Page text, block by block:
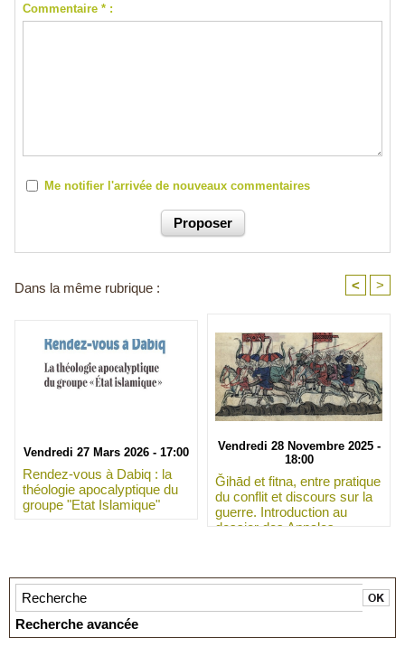
Commentaire * :
Me notifier l'arrivée de nouveaux commentaires
Dans la même rubrique : < >
Vendredi 27 Mars 2026 - 17:00
Rendez-vous à Dabiq : la
théologie apocalyptique du
groupe "Etat Islamique"
Vendredi 28 Novembre 2025 -
18:00
Ǧihād et fitna, entre pratique
du conflit et discours sur la
guerre. Introduction au
dossier des Annales
Recherche avancée